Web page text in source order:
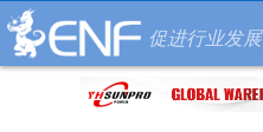
促进行业发展